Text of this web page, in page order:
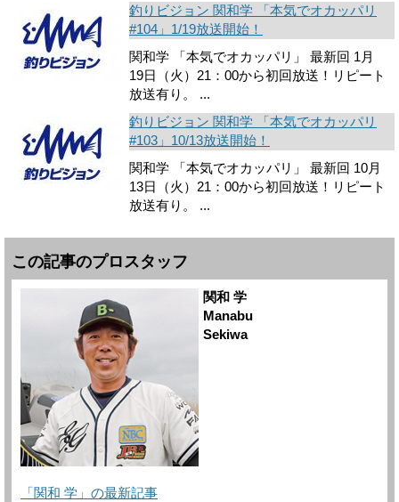
釣りビジョン 関和学 「本気でオカッパリ
#104」1/19放送開始！
関和学 「本気でオカッパリ」 最新回 1月
19日（火）21：00から初回放送！リピート
放送有り。 ...
釣りビジョン 関和学 「本気でオカッパリ
#103」10/13放送開始！
関和学 「本気でオカッパリ」 最新回 10月
13日（火）21：00から初回放送！リピート
放送有り。 ...
この記事のプロスタッフ
関和 学
Manabu
Sekiwa
「関和 学」の最新記事